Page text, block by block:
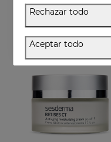
Rechazar todo
Aceptar todo